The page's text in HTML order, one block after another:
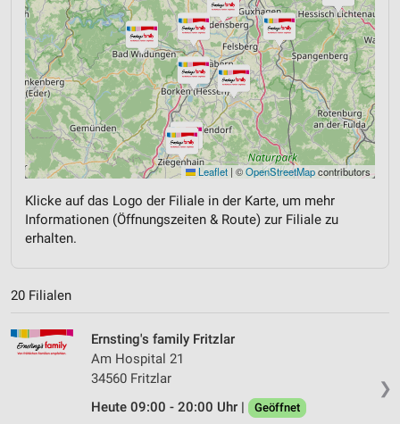
Leaflet | ©OpenStreetMapcontributors
Klicke auf das Logo der Filiale in der Karte, um mehr
Informationen (Öffnungszeiten & Route) zur Filiale zu
erhalten.
20 Filialen
❯
Ernsting's family Fritzlar
Am Hospital 21
34560 Fritzlar
Heute 09:00 - 20:00 Uhr |
Geöffnet